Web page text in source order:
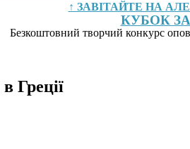
↑ ЗАВІТАЙТЕ НА
КУБОК
Безкоштовний творчий конкурс
Греції